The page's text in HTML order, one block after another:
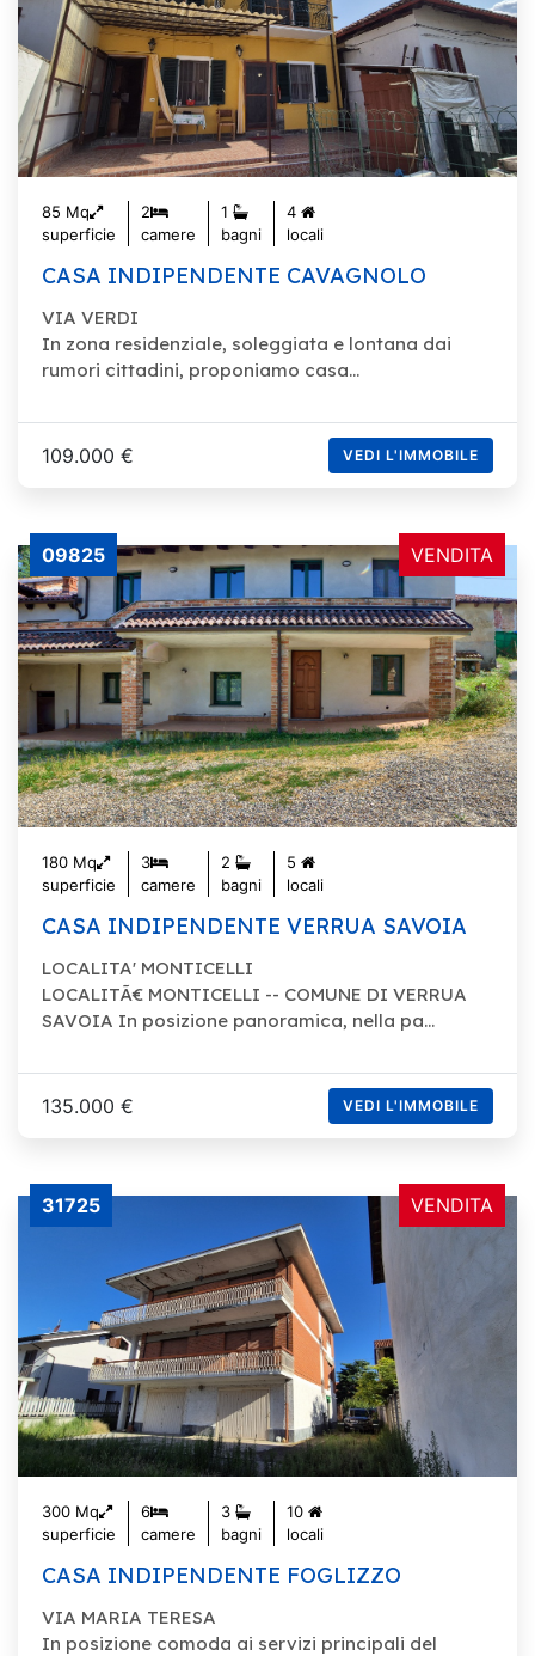
85 Mq
superficie
2
camere
1
bagni
4
locali
CASA INDIPENDENTE CAVAGNOLO
VIA VERDI
In zona residenziale, soleggiata e lontana dai
rumori cittadini, proponiamo casa...
109.000 € VEDI L'IMMOBILE
VENDITA
09825
180 Mq
superficie
3
camere
2
bagni
5
locali
CASA INDIPENDENTE VERRUA SAVOIA
LOCALITA' MONTICELLI
LOCALITÃ€ MONTICELLI -- COMUNE DI VERRUA
SAVOIA In posizione panoramica, nella pa...
135.000 € VEDI L'IMMOBILE
VENDITA
31725
300 Mq
superficie
6
camere
3
bagni
10
locali
CASA INDIPENDENTE FOGLIZZO
VIA MARIA TERESA
In posizione comoda ai servizi principali del